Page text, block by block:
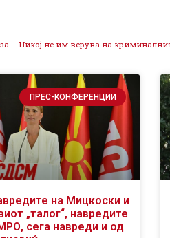
ПРЕС-КОНФЕРЕНЦИИ
на Мицкоски и
„талог“, навредите
сега навреди и од